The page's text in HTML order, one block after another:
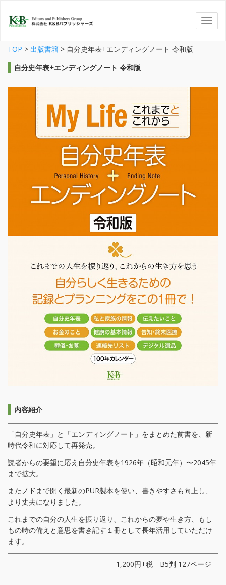
TOP > 出版書籍 > 自分史年表+エンディングノート 令和版
自分史年表+エンディングノート 令和版
内容紹介
「自分史年表」と「エンディングノート」をまとめた前書を、新
時代令和に対応して再発売。
読者からの要望に応え自分史年表を1926年（昭和元年）〜2045年
まで拡大。
またノドまで開く最新のPUR製本を使い、書きやすさも向上し、
より丈夫になりました。
これまでの自分の人生を振り返り、これからの夢や生き方、もし
もの時の備えと意思を書き記す１冊として長年活用していただけ
ます。
1,200円+税 B5判 127ページ